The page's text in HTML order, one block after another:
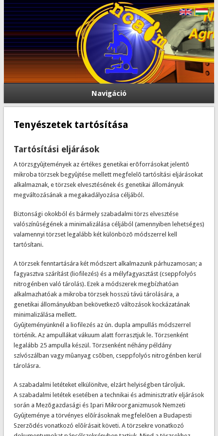
Navigáció
Tenyészetek tartósítása
Tartósítási eljárások
A törzsgyûjtemények az értékes genetikai erõforrásokat jelentõ
mikroba törzsek begyûjtése mellett megfelelõ tartósítási eljárásokat
alkalmaznak, e törzsek elvesztésének és genetikai állományuk
megváltozásának a megakadályozása céljából.
Biztonsági okokból és bármely szabadalmi törzs elvesztése
valószínûségének a minimalizálása céljából (amennyiben lehetséges)
valamennyi törzset legalább két különbözõ módszerrel kell
tartósítani.
A törzsek fenntartására két módszert alkalmazunk párhuzamosan; a
fagyasztva szárítást (liofilezés) és a mélyfagyasztást (cseppfolyós
nitrogénben való tárolás). Ezek a módszerek megbízhatóan
alkalmazhatóak a mikroba törzsek hosszú távú tárolására, a
genetikai állományukban bekövetkezõ változások kockázatának
minimalizálása mellett.
Gyûjteményünknél a liofilezés az ún. dupla ampullás módszerrel
történik. Az ampullákat vákuum alatt forrasztjuk le. Törzsenként
legalább 25 ampulla készül. Törzsenként néhány példány
szívószálban vagy mûanyag csõben, cseppfolyós nitrogénben kerül
tárolásra.
A szabadalmi letéteket elkülönítve, elzárt helyiségben tároljuk.
A szabadalmi letétek esetében a technikai és adminisztratív eljárások
során a Mezõgazdasági és Ipari Mikroorganizmusok Nemzeti
Gyûjteménye a törvényes elõírásoknak megfelelõen a Budapesti
Szerzõdés vonatkozó elõírásait követi. A törzsekre vonatkozó